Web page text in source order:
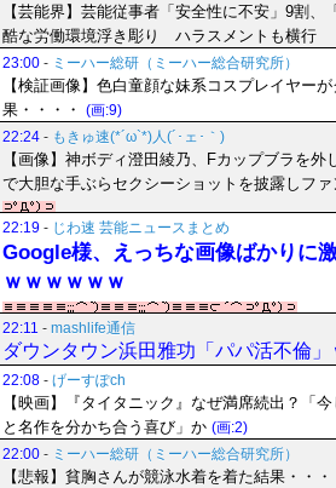
【芸能界】芸能従事者「安全性に不安」9割
酷な労働環境浮き彫り ハラスメントも横行
23:00 - ミーハー総研（ミーハー総合研究所）
【検証画像】色白童顔な妹系コスプレイヤー
果・・・・
(画:9)
22:24 - もきゅ速(*´ω`*)人(´･ェ･｀)
【画像】神ボディ澄田綾乃、Fカップブラを
で大胆な手ぶらセクシーショットを披露しファ
22:19 - じわ速 芸能ニュースまとめ
Google様、えっちな画像ばかりに
ｗｗｗｗｗｗ
22:11 - mashlife通信
ダウンタウン浜田雅功「パパ活不倫」
22:08 - げーすぽch
【映画】『タイタニック』なぜ満席続出？「
と名作を分かち合う喜び」か (画:2)
22:00 - ミーハー総研（ミーハー総合研究所）
【悲報】貧胸さんが競泳水着を着た結果・・・